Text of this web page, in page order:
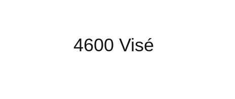
4600 Visé